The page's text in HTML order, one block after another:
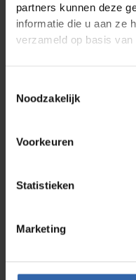
partners kunnen deze
informatie die u aan ze
verzameld op basis
Noodzakelijk
Voorkeuren
Statistieken
Marketing
Vestigingsadres*